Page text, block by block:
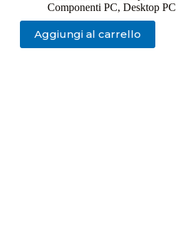
Componenti PC, Desktop PC
Aggiungi al carrello